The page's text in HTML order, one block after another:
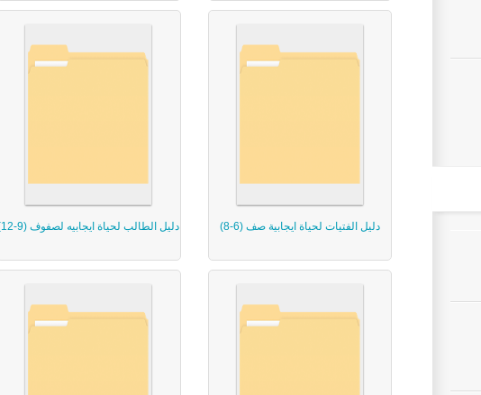
دليل الفتيات لحياة ايجابية صف (6-8) دليل الطالب لحياة ايجابيه لصفوف (9-12)